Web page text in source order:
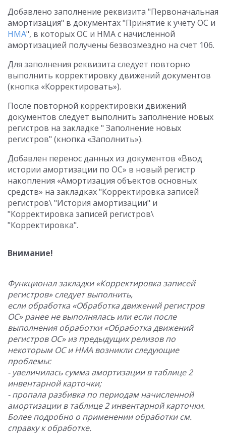
Добавлено заполнение реквизита "Первоначальная
амортизация" в документах "Принятие к учету ОС и
НМА", в которых ОС и НМА с начисленной
амортизацией получены безвозмездно на счет 106.
Для заполнения реквизита следует повторно
выполнить корректировку движений документов
(кнопка «Корректировать»).
После повторной корректировки движений
документов следует выполнить заполнение новых
регистров на закладке " Заполнение новых
регистров" (кнопка «Заполнить»).
Добавлен перенос данных из документов «Ввод
истории амортизации по ОС» в новый регистр
накопления «Амортизация объектов основных
средств» на закладках "Корректировка записей
регистров\ "История амортизации" и
"Корректировка записей регистров\
"Корректировка".
Внимание!
Функционал закладки «Корректировка записей
регистров» следует выполнить,
если обработка «Обработка движений регистров
ОС» ранее не выполнялась или если после
выполнения обработки «Обработка движений
регистров ОС» из предыдущих релизов по
некоторым ОС и НМА возникли следующие
проблемы:
- увеличилась сумма амортизации в таблице 2
инвентарной карточки;
- пропала разбивка по периодам начисленной
амортизации в таблице 2 инвентарной карточки.
Более подробно о применении обработки см.
справку к обработке.